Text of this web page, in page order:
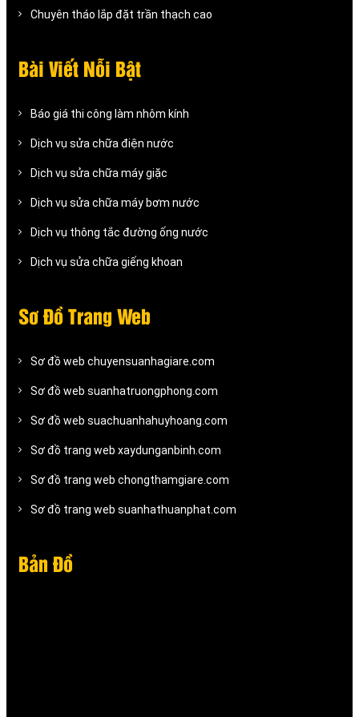
Chuyên tháo lắp đặt trần thạch cao
Bài Viết Nỗi Bật
Báo giá thi công làm nhôm kính
Dịch vụ sửa chữa điện nước
Dịch vụ sửa chữa máy giặc
Dịch vụ sửa chữa máy bơm nước
Dịch vụ thông tắc đường ống nước
Dịch vụ sửa chữa giếng khoan
Sơ Đồ Trang Web
Sơ đồ web chuyensuanhagiare.com
Sơ đồ web suanhatruongphong.com
Sơ đồ web suachuanhahuyhoang.com
Sơ đồ trang web xaydunganbinh.com
Sơ đồ trang web chongthamgiare.com
Sơ đồ trang web suanhathuanphat.com
Bản Đồ